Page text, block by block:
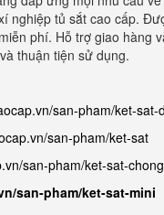
nghiệp tủ sắt cao cấp.
phí. Hỗ trợ giao hàng
thuận tiện sử dụng.
san-pham/ket-sat-
san-pham/ket-sat
san-pham/ket-sat-
san-pham/ket-sat-mini